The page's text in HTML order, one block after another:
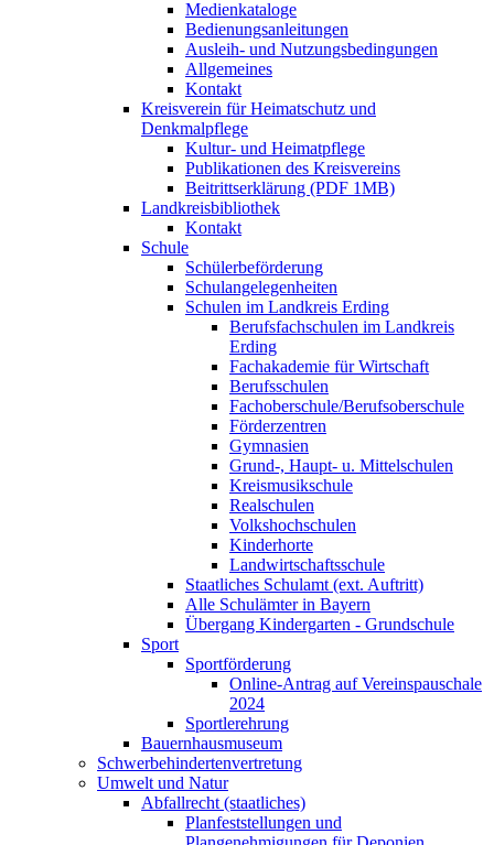
Medienkataloge
Bedienungsanleitungen
Ausleih- und Nutzungsbedingungen
Allgemeines
Kontakt
Kreisverein für Heimatschutz und
Denkmalpflege
Kultur- und Heimatpflege
Publikationen des Kreisvereins
Beitrittserklärung (PDF 1MB)
Landkreisbibliothek
Kontakt
Schule
Schülerbeförderung
Schulangelegenheiten
Schulen im Landkreis Erding
Berufsfachschulen im Landkreis
Erding
Fachakademie für Wirtschaft
Berufsschulen
Fachoberschule/Berufsoberschule
Förderzentren
Gymnasien
Grund-, Haupt- u. Mittelschulen
Kreismusikschule
Realschulen
Volkshochschulen
Kinderhorte
Landwirtschaftsschule
Staatliches Schulamt (ext. Auftritt)
Alle Schulämter in Bayern
Übergang Kindergarten - Grundschule
Sport
Sportförderung
Online-Antrag auf Vereinspauschale
2024
Sportlerehrung
Bauernhausmuseum
Schwerbehindertenvertretung
Umwelt und Natur
Abfallrecht (staatliches)
Planfeststellungen und